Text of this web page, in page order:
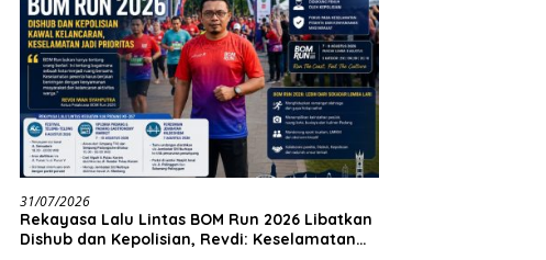
31/07/2026
Rekayasa Lalu Lintas BOM Run 2026 Libatkan
Dishub dan Kepolisian, Revdi: Keselamatan